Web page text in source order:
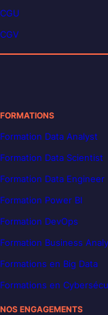
CGU
CGV
FORMATIONS
Formation Data Analyst
Formation Data Scientist
Formation Data Engineer
Formation Power BI
Formation DevOps
Formation Business
Formations en Big Data
Formations en
NOS ENGAGEMENTS